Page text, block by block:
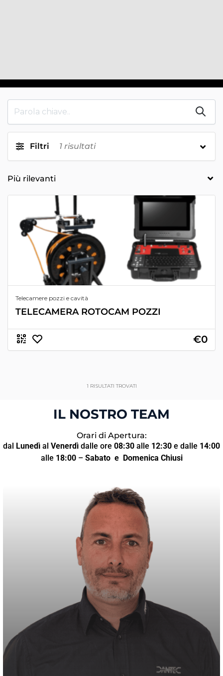
Filtri 1 risultati
Telecamere pozzi e cavità
TELECAMERA ROTOCAM POZZI
€0
1 RISULTATI TROVATI
IL NOSTRO TEAM
Orari di Apertura:
dal Lunedì al Venerdì dalle ore 08:30 alle 12:30 e dalle 14:00
alle 18:00– Sabato e Domenica Chiusi